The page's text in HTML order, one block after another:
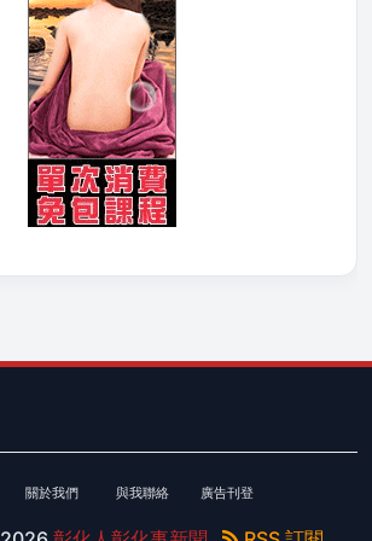
關於我們 與我聯絡 廣告刊登